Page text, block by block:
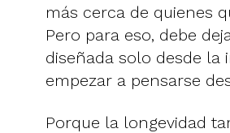
más cerca de quienes
Pero para eso, debe
diseñada solo desde la
empezar a pensarse
Porque la longevidad